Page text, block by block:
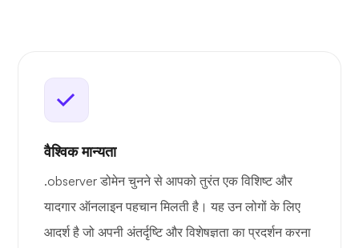
वैश्विक मान्यता
.observer डोमेन चुनने से आपको तुरंत एक विशिष्ट और
यादगार ऑनलाइन पहचान मिलती है। यह उन लोगों के लिए
आदर्श है जो अपनी अंतर्दृष्टि और विशेषज्ञता का प्रदर्शन करना